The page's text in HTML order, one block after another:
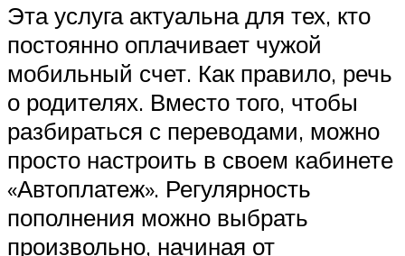
Эта услуга актуальна для тех, кто
постоянно оплачивает чужой
мобильный счет. Как правило, речь
о родителях. Вместо того, чтобы
разбираться с переводами, можно
просто настроить в своем кабинете
«Автоплатеж». Регулярность
пополнения можно выбрать
произвольно, начиная от